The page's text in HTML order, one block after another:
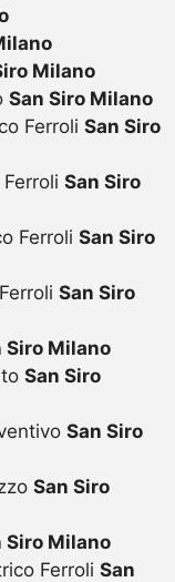
Milano
San Siro Milano
Ferroli San Siro
San Siro
Ferroli San Siro
San Siro
Siro Milano
San Siro
San Siro
San Siro
Siro Milano
Ferroli San